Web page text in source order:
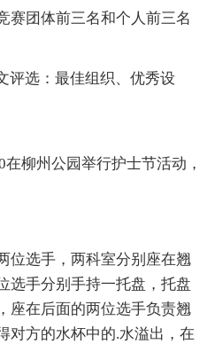
赛团体前三名和个人前三名
评选：最佳组织、优秀设
柳州公园举行护士节活动，
位选手，两科室分别座在翘
选手分别手持一托盘，托盘
座在后面的两位选手负责翘
对方的水杯中的.水溢出，在